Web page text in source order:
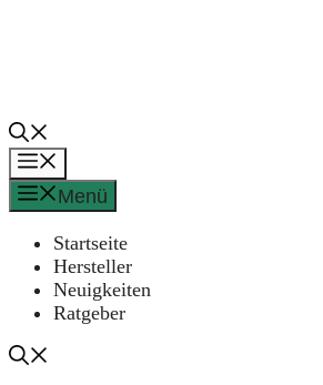
Menü
Startseite
Hersteller
Neuigkeiten
Ratgeber